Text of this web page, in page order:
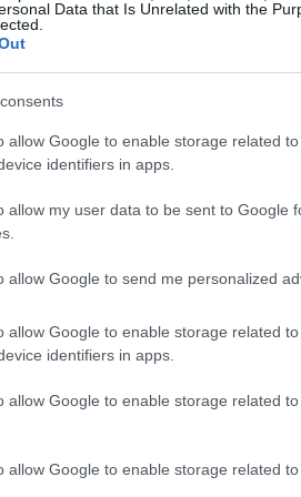
Data that Is Unrelated with the
allow Google to enable storage related
identifiers in apps.
allow my user data to be sent to Google
allow Google to send me personalized
allow Google to enable storage related
identifiers in apps.
allow Google to enable storage related
allow Google to enable storage related to
Klarna sta cercando di
di trasformare la sua app in
a fornire agli utenti
più vantaggiose.
una
piano telefonico direttamente
tramite eSIM:
più in cerca di flessibilità e
di espandere questo
Unito, in Germania e in altri
di una visione
competitivo. Con concorrenti
di avere un